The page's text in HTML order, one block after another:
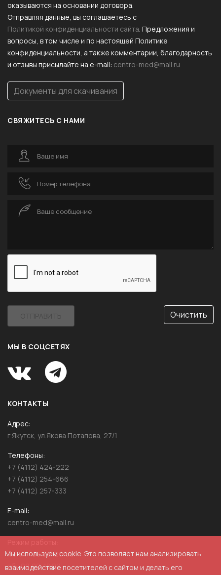
оказываются на основании договора.
Отправляя данные, вы соглашаетесь с
Политикой конфиденциальности сайта. Предложения и
вопросы, в том числе и по настоящей Политике
конфиденциальности, а также комментарии, благодарность
и отзывы присылайте на e-mail: centro-med@mail.ru
Документы для скачивания
СВЯЖИТЕСЬ С НАМИ
Ваше имя
Номер телефона
Ваше сообщение
ОТПРАВИТЬ Очистить
МЫ В СОЦСЕТЯХ
КОНТАКТЫ
Адрес
г.Якутск, ул.Якова Потапова, 27/1
Телефоны
+7 (4112) 424-222
+7 (4112) 254-666
+7 (4112) 257-333
E-mail
centro-med@mail.ru
пн.-пт.: 08:00-20:00
сб.: 09:00-18.00
Мы используем cookie. Это позволяет нам анализировать
взаимодействие посетителей с сайтом и делать его